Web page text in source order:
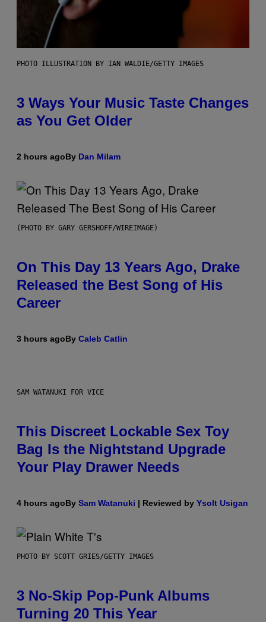
PHOTO ILLUSTRATION BY IAN WALDIE/GETTY IMAGES
3 Ways Your Music Taste Changes
as You Get Older
2 hours agoBy Dan Milam
(PHOTO BY GARY GERSHOFF/WIREIMAGE)
On This Day 13 Years Ago, Drake
Released the Best Song of His
Career
3 hours agoBy Caleb Catlin
SAM WATANUKI FOR VICE
This Discreet Lockable Sex Toy
Bag Is the Nightstand Upgrade
Your Play Drawer Needs
4 hours agoBy Sam Watanuki | Reviewed by Ysolt Usigan
PHOTO BY SCOTT GRIES/GETTY IMAGES
3 No-Skip Pop-Punk Albums
Turning 20 This Year